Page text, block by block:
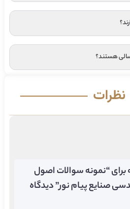
هستند؟
نظرات
“نمونه سوالات اصول
صنایع پیام نور” دیدگاه